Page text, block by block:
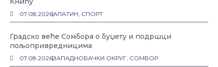
07.08.2026АПАТИН, СПОРТ
Градско веће Сомбора о буџету и подршци
пољопривредницима
07.08.2026ЗАПАДНОБАЧКИ ОКРУГ, СОМБОР